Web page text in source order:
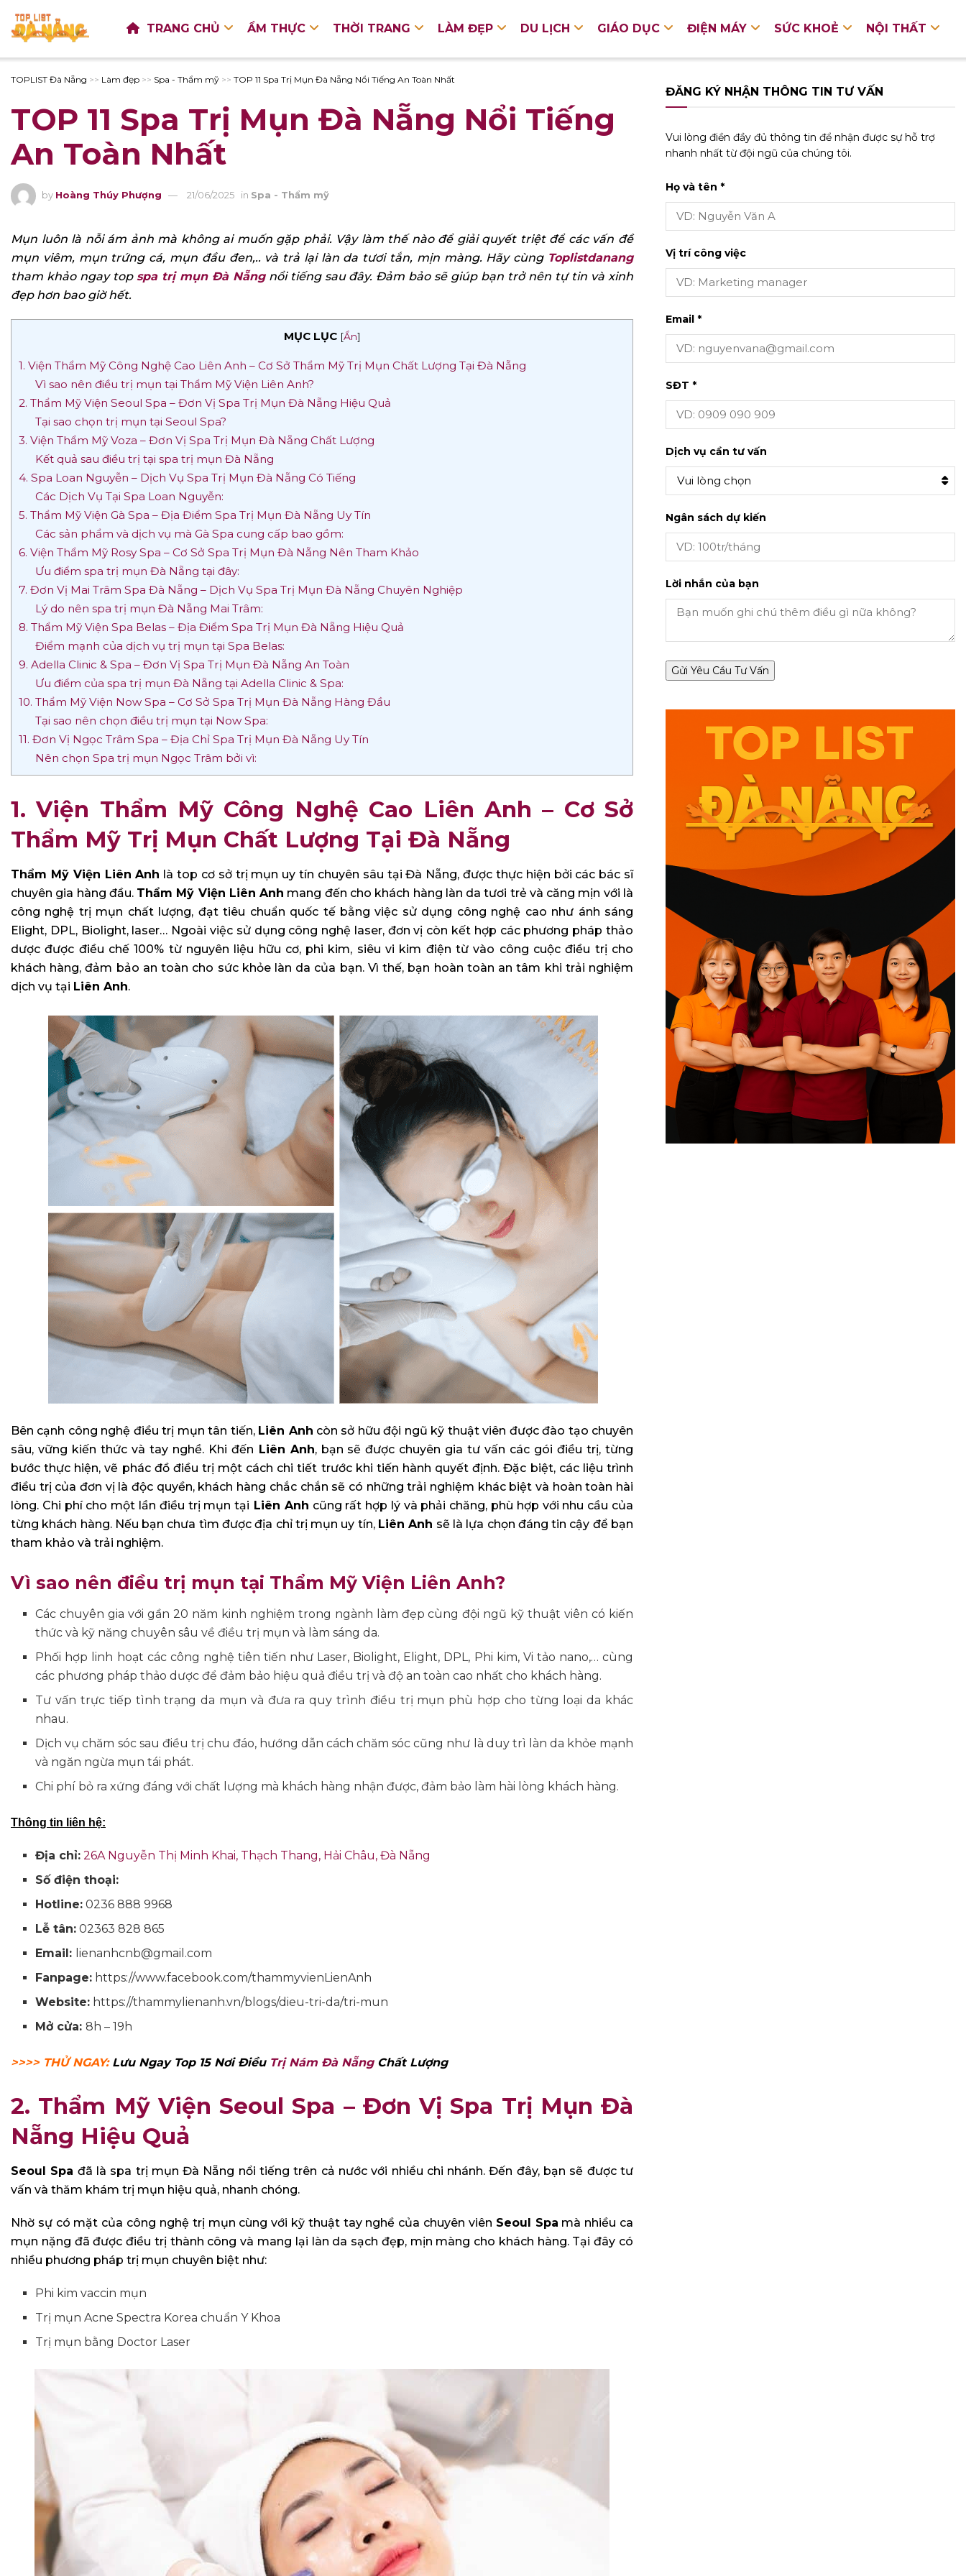
TRANG CHỦ ẨM THỰC THỜI TRANG LÀM ĐẸP DU LỊCH GIÁO DỤC ĐIỆN MÁY SỨC KHOẺ NỘI THẤT
TOPLIST Đà Nẵng >> Làm đẹp >> Spa - Thẩm mỹ >> TOP 11 Spa Trị Mụn Đà Nẵng Nổi Tiếng An Toàn Nhất
TOP 11 Spa Trị Mụn Đà Nẵng Nổi Tiếng
An Toàn Nhất
by Hoàng Thúy Phượng 21/06/2025 in Spa - Thẩm mỹ
Mụn luôn là nỗi ám ảnh mà không ai muốn gặp phải. Vậy làm thế nào để giải quyết triệt để các vấn đề
mụn viêm, mụn trứng cá, mụn đầu đen,.. và trả lại làn da tươi tắn, mịn màng. Hãy cùng Toplistdanang
tham khảo ngay top spa trị mụn Đà Nẵngnổi tiếng sau đây. Đảm bảo sẽ giúp bạn trở nên tự tin và xinh
đẹp hơn bao giờ hết.
MỤC LỤC [Ẩn]
1. Viện Thẩm Mỹ Công Nghệ Cao Liên Anh – Cơ Sở Thẩm Mỹ Trị Mụn Chất Lượng Tại Đà Nẵng
Vì sao nên điều trị mụn tại Thẩm Mỹ Viện Liên Anh?
2. Thẩm Mỹ Viện Seoul Spa – Đơn Vị Spa Trị Mụn Đà Nẵng Hiệu Quả
Tại sao chọn trị mụn tại Seoul Spa?
3. Viện Thẩm Mỹ Voza – Đơn Vị Spa Trị Mụn Đà Nẵng Chất Lượng
Kết quả sau điều trị tại spa trị mụn Đà Nẵng
4. Spa Loan Nguyễn – Dịch Vụ Spa Trị Mụn Đà Nẵng Có Tiếng
Các Dịch Vụ Tại Spa Loan Nguyễn:
5. Thẩm Mỹ Viện Gà Spa – Địa Điểm Spa Trị Mụn Đà Nẵng Uy Tín
Các sản phẩm và dịch vụ mà Gà Spa cung cấp bao gồm:
6. Viện Thẩm Mỹ Rosy Spa – Cơ Sở Spa Trị Mụn Đà Nẵng Nên Tham Khảo
Ưu điểm spa trị mụn Đà Nẵng tại đây:
7. Đơn Vị Mai Trâm Spa Đà Nẵng – Dịch Vụ Spa Trị Mụn Đà Nẵng Chuyên Nghiệp
Lý do nên spa trị mụn Đà Nẵng Mai Trâm:
8. Thẩm Mỹ Viện Spa Belas – Địa Điểm Spa Trị Mụn Đà Nẵng Hiệu Quả
Điểm mạnh của dịch vụ trị mụn tại Spa Belas:
9. Adella Clinic & Spa – Đơn Vị Spa Trị Mụn Đà Nẵng An Toàn
Ưu điểm của spa trị mụn Đà Nẵng tại Adella Clinic & Spa:
10. Thẩm Mỹ Viện Now Spa – Cơ Sở Spa Trị Mụn Đà Nẵng Hàng Đầu
Tại sao nên chọn điều trị mụn tại Now Spa:
11. Đơn Vị Ngọc Trâm Spa – Địa Chỉ Spa Trị Mụn Đà Nẵng Uy Tín
Nên chọn Spa trị mụn Ngọc Trâm bởi vì:
1. Viện Thẩm Mỹ Công Nghệ Cao Liên Anh – Cơ Sở
Thẩm Mỹ Trị Mụn Chất Lượng Tại Đà Nẵng
Thẩm Mỹ Viện Liên Anh là top cơ sở trị mụn uy tín chuyên sâu tại Đà Nẵng, được thực hiện bởi các bác sĩ
chuyên gia hàng đầu. Thẩm Mỹ Viện Liên Anh mang đến cho khách hàng làn da tươi trẻ và căng mịn với là
công nghệ trị mụn chất lượng, đạt tiêu chuẩn quốc tế bằng việc sử dụng công nghệ cao như ánh sáng
Elight, DPL, Biolight, laser… Ngoài việc sử dụng công nghệ laser, đơn vị còn kết hợp các phương pháp thảo
dược được điều chế 100% từ nguyên liệu hữu cơ, phi kim, siêu vi kim điện từ vào công cuộc điều trị cho
khách hàng, đảm bảo an toàn cho sức khỏe làn da của bạn. Vì thế, bạn hoàn toàn an tâm khi trải nghiệm
dịch vụ tại Liên Anh.
Bên cạnh công nghệ điều trị mụn tân tiến, Liên Anh còn sở hữu đội ngũ kỹ thuật viên được đào tạo chuyên
sâu, vững kiến thức và tay nghề. Khi đến Liên Anh, bạn sẽ được chuyên gia tư vấn các gói điều trị, từng
bước thực hiện, vẽ phác đồ điều trị một cách chi tiết trước khi tiến hành quyết định. Đặc biệt, các liệu trình
điều trị của đơn vị là độc quyền, khách hàng chắc chắn sẽ có những trải nghiệm khác biệt và hoàn toàn hài
lòng. Chi phí cho một lần điều trị mụn tại Liên Anh cũng rất hợp lý và phải chăng, phù hợp với nhu cầu của
từng khách hàng. Nếu bạn chưa tìm được địa chỉ trị mụn uy tín, Liên Anh sẽ là lựa chọn đáng tin cậy để bạn
tham khảo và trải nghiệm.
Vì sao nên điều trị mụn tại Thẩm Mỹ Viện Liên Anh?
Các chuyên gia với gần 20 năm kinh nghiệm trong ngành làm đẹp cùng đội ngũ kỹ thuật viên có kiến
thức và kỹ năng chuyên sâu về điều trị mụn và làm sáng da.
Phối hợp linh hoạt các công nghệ tiên tiến như Laser, Biolight, Elight, DPL, Phi kim, Vi tảo nano,… cùng
các phương pháp thảo dược để đảm bảo hiệu quả điều trị và độ an toàn cao nhất cho khách hàng.
Tư vấn trực tiếp tình trạng da mụn và đưa ra quy trình điều trị mụn phù hợp cho từng loại da khác
nhau.
Dịch vụ chăm sóc sau điều trị chu đáo, hướng dẫn cách chăm sóc cũng như là duy trì làn da khỏe mạnh
và ngăn ngừa mụn tái phát.
Chi phí bỏ ra xứng đáng với chất lượng mà khách hàng nhận được, đảm bảo làm hài lòng khách hàng.
Thông tin liên hệ:
Địa chỉ: 26A Nguyễn Thị Minh Khai, Thạch Thang, Hải Châu, Đà Nẵng
Số điện thoại:
Hotline: 0236 888 9968
Lễ tân: 02363 828 865
Email: lienanhcnb@gmail.com
Fanpage: https://www.facebook.com/thammyvienLienAnh
Website: https://thammylienanh.vn/blogs/dieu-tri-da/tri-mun
Mở cửa:8h – 19h
>>>> THỬ NGAY: Lưu Ngay Top 15 Nơi Điều Trị Nám Đà Nẵng Chất Lượng
2. Thẩm Mỹ Viện Seoul Spa – Đơn Vị Spa Trị Mụn Đà
Nẵng Hiệu Quả
Seoul Spa đã là spa trị mụn Đà Nẵng nổi tiếng trên cả nước với nhiều chi nhánh. Đến đây, bạn sẽ được tư
vấn và thăm khám trị mụn hiệu quả, nhanh chóng.
Nhờ sự có mặt của công nghệ trị mụn cùng với kỹ thuật tay nghề của chuyên viên Seoul Spa mà nhiều ca
mụn nặng đã được điều trị thành công và mang lại làn da sạch đẹp, mịn màng cho khách hàng. Tại đây có
nhiều phương pháp trị mụn chuyên biệt như:
Phi kim vaccin mụn
Trị mụn Acne Spectra Korea chuẩn Y Khoa
Trị mụn bằng Doctor Laser
ĐĂNG KÝ NHẬN THÔNG TIN TƯ VẤN
Vui lòng điền đầy đủ thông tin để nhận được sự hỗ trợ
nhanh nhất từ đội ngũ của chúng tôi.
Họ và tên *
Vị trí công việc
Email *
SĐT *
Dịch vụ cần tư vấn
Vui lòng chọn
Ngân sách dự kiến
Lời nhắn của bạn
Gửi Yêu Cầu Tư Vấn